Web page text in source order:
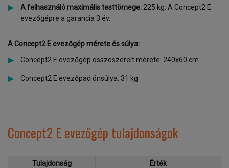
A felhasználó maximális testtömege: 225 kg. A Concept2 E
evezőgépre a garancia 3 év.
A Concept2 E evezőgép mérete és súlya:
Concept2 E evezőgép összeszerelt mérete: 240x60 cm.
Concept2 E evezőpad önsúlya: 31 kg
Concept2 E evezőgép tulajdonságok
Tulajdonság Érték